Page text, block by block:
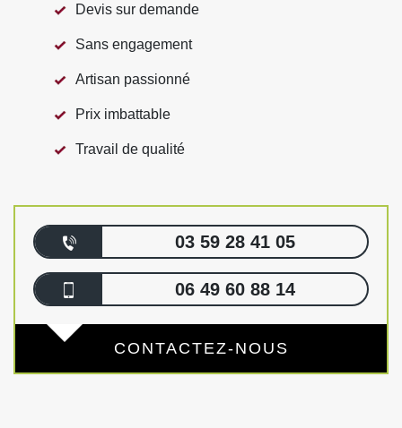
Devis sur demande
Sans engagement
Artisan passionné
Prix imbattable
Travail de qualité
03 59 28 41 05
06 49 60 88 14
CONTACTEZ-NOUS